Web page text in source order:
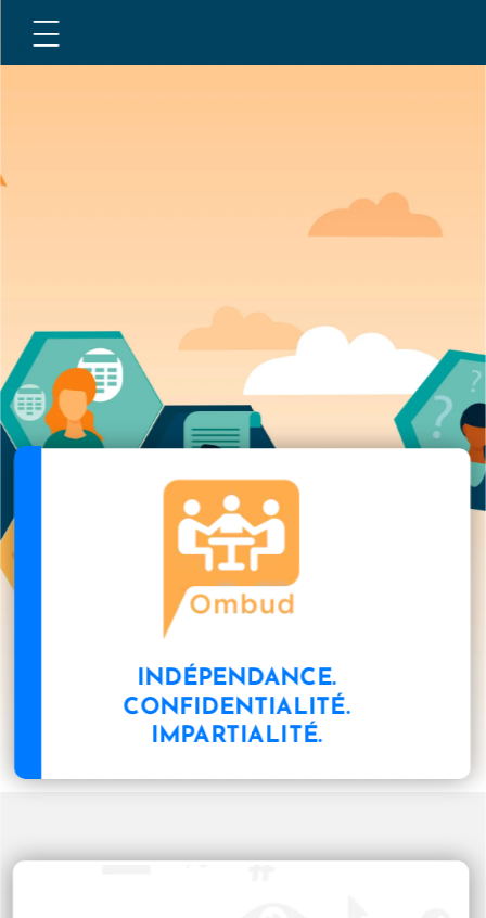
INDÉPENDANCE.
CONFIDENTIALITÉ.
IMPARTIALITÉ.
Mandat
Services
Biographie
Politiques
Publications et lien utiles
Contacter
L'ombud